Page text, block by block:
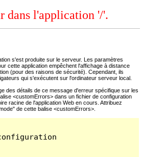
dans l'application '/'.
s'est produite sur le serveur. Les paramètres
cette application empêchent l'affichage à distance
(pour des raisons de sécurité). Cependant, ils
qui s'exécutent sur l'ordinateur serveur local.
des détails de ce message d'erreur spécifique sur les
<customErrors> dans un fichier de configuration
racine de l'application Web en cours. Attribuez
de cette balise <customErrors>.